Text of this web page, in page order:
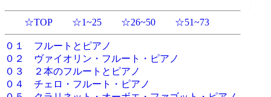
☆TOP ☆1~25 ☆26~50 ☆51~73
０１ フルートとピアノ
０２ ヴァイオリン・フルート・ピアノ
０３ ２本のフルートとピアノ
０４ チェロ・フルート・ピアノ